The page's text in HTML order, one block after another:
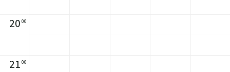
20 00
21 00